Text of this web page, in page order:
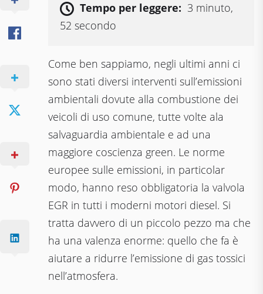
Tempo per leggere: 3 minuto,
52 secondo
Come ben sappiamo, negli ultimi anni ci
sono stati diversi interventi sull’emissioni
ambientali dovute alla combustione dei
veicoli di uso comune, tutte volte ala
salvaguardia ambientale e ad una
maggiore coscienza green. Le norme
europee sulle emissioni, in particolar
modo, hanno reso obbligatoria la valvola
EGR in tutti i moderni motori diesel. Si
tratta davvero di un piccolo pezzo ma che
ha una valenza enorme: quello che fa è
aiutare a ridurre l’emissione di gas tossici
nell’atmosfera.